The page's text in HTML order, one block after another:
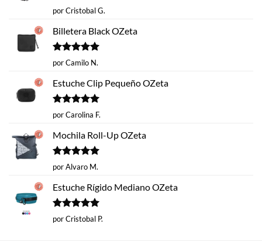
Valorado
con
por Cristobal G.
Billetera Black OZeta
Valorado
con
por Camilo N.
Estuche Clip Pequeño OZeta
Valorado
con
por Carolina F.
Mochila Roll-Up OZeta
Valorado
con
por Alvaro M.
Estuche Rígido Mediano OZeta
Valorado
con
por Cristobal P.